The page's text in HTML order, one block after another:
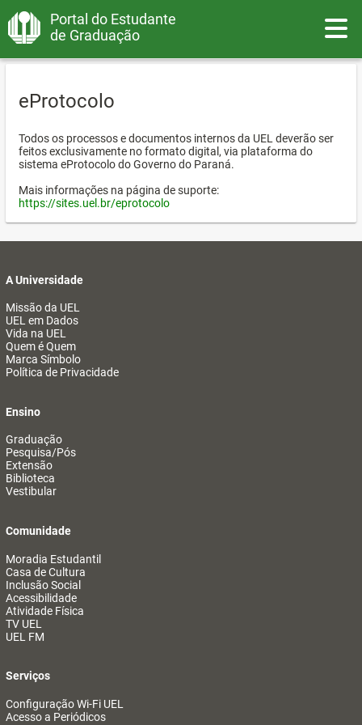
Portal do Estudante
de Graduação
eProtocolo
Todos os processos e documentos internos da UEL deverão ser
feitos exclusivamente no formato digital, via plataforma do
sistema eProtocolo do Governo do Paraná.
Mais informações na página de suporte:
https://sites.uel.br/eprotocolo
A Universidade
Missão da UEL
UEL em Dados
Vida na UEL
Quem é Quem
Marca Símbolo
Política de Privacidade
Ensino
Graduação
Pesquisa/Pós
Extensão
Biblioteca
Vestibular
Comunidade
Moradia Estudantil
Casa de Cultura
Inclusão Social
Acessibilidade
Atividade Física
TV UEL
UEL FM
Serviços
Configuração Wi-Fi UEL
Acesso a Periódicos